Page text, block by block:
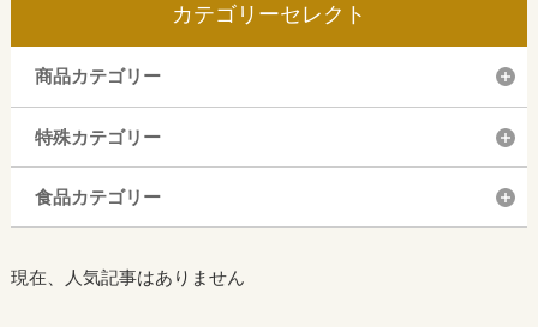
カテゴリーセレクト
商品カテゴリー
特殊カテゴリー
食品カテゴリー
現在、人気記事はありません